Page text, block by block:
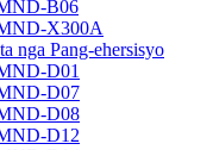
B06
X300A
nga Pang-ehersisyo
D01
D07
D08
D12